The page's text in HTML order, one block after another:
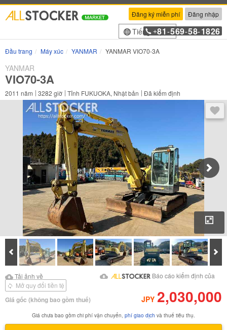
Đăng ký miễn phí Đăng nhập
Tiếng Việt
+81 -569-58-1826
Đầu trang Máy xúc YANMAR YANMAR VIO70-3A
YANMAR
VIO70-3A
2011 năm 3282 giờ Tỉnh FUKUOKA, Nhật bản Đã kiểm định
Prev
Tải ảnh về
Tải ảnh về Tải ảnh về Báo cáo kiểm
Báo cáo kiểm định của
Giá gốc (không bao gồm thuế) JPY 2,030,000
Mở quy đổi tiền tệ
Giá chưa bao gồm chi phí vận chuyển, phí giao dịch và thuế tiêu thụ.